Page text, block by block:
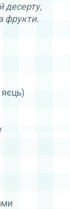
десерту,
фрукти.
яєць)